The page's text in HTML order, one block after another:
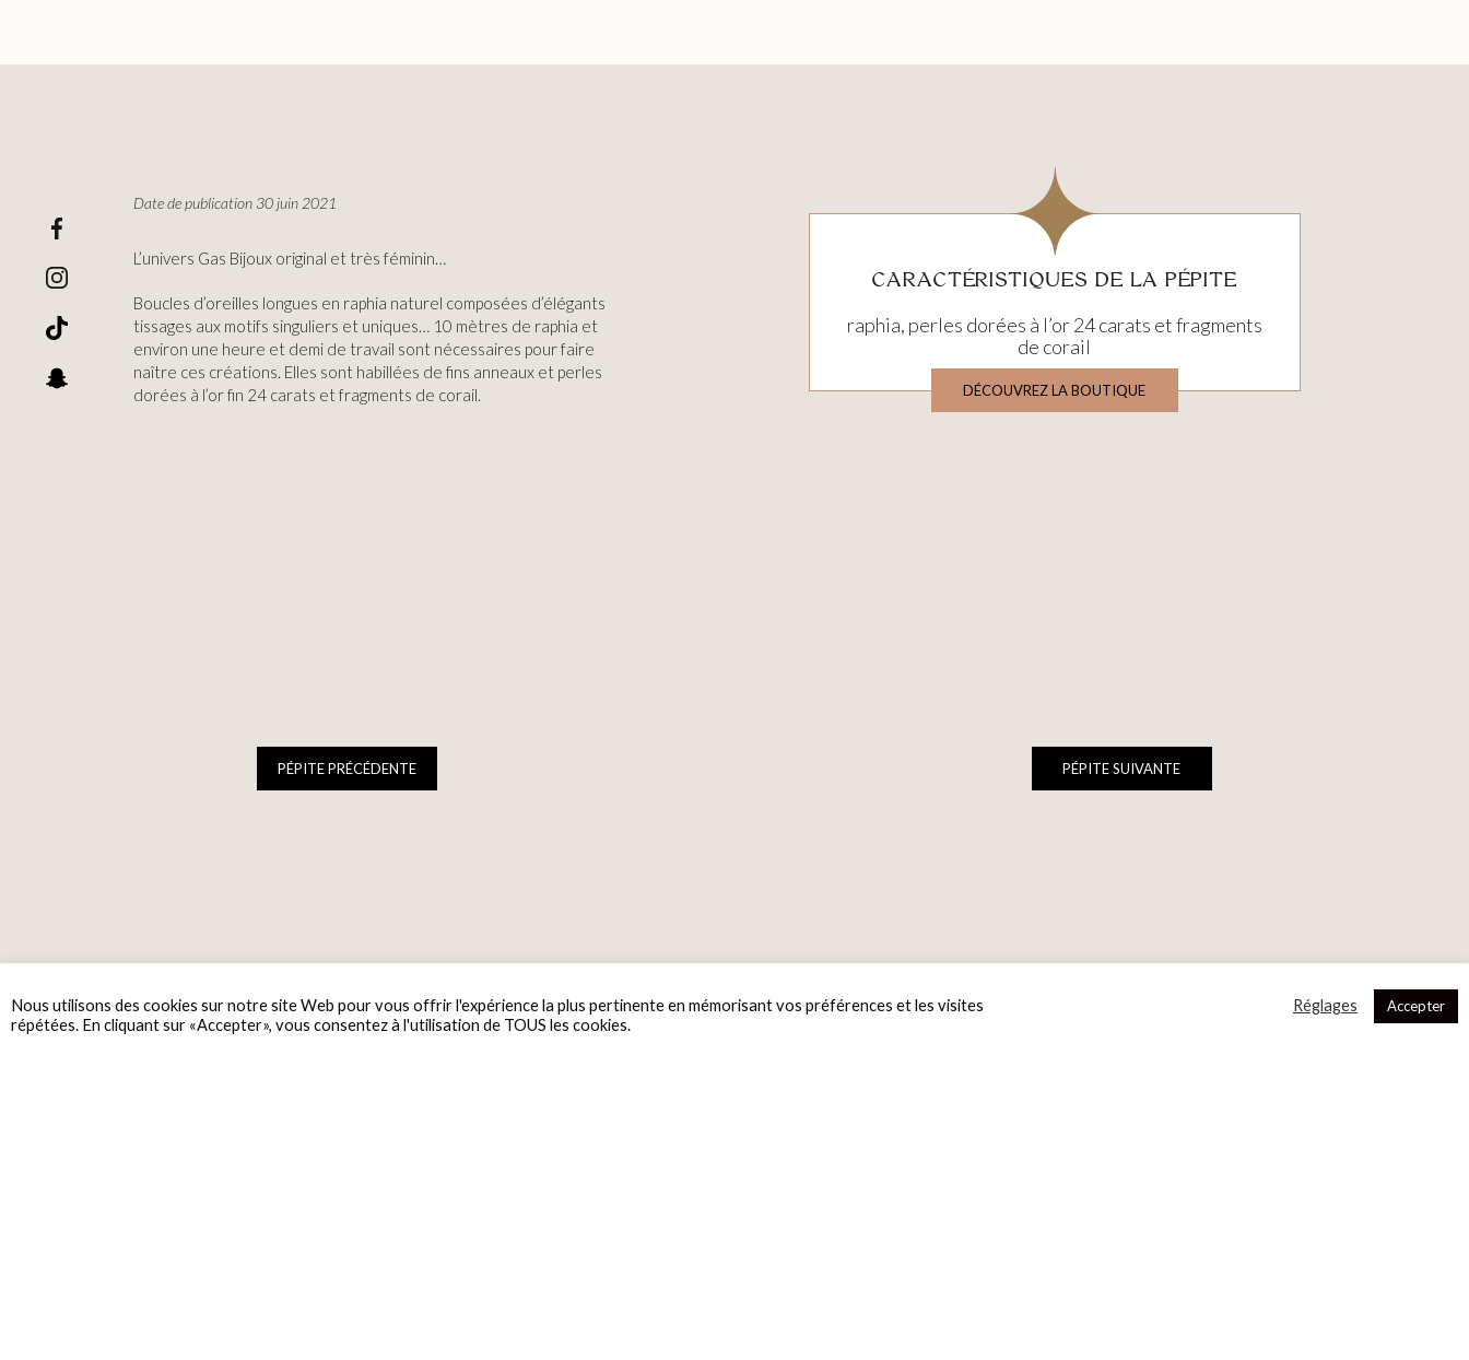
Date de publication 30 juin 2021
L’univers Gas Bijoux original et très féminin…
Boucles d’oreilles longues en raphia naturel composées d’élégants
tissages aux motifs singuliers et uniques… 10 mètres de raphia et
environ une heure et demi de travail sont nécessaires pour faire
naître ces créations. Elles sont habillées de fins anneaux et perles
dorées à l’or fin 24 carats et fragments de corail.
CARACTÉRISTIQUES DE LA PÉPITE
raphia, perles dorées à l’or 24 carats et fragments
de corail
DÉCOUVREZ LA BOUTIQUE
PÉPITE PRÉCÉDENTE PÉPITE SUIVANTE
Nous utilisons des cookies sur notre site Web pour vous offrir l'expérience la plus pertinente en mémorisant vos préférences et les visites
répétées. En cliquant sur «Accepter», vous consentez à l'utilisation de TOUS les cookies.
Réglages Accepter